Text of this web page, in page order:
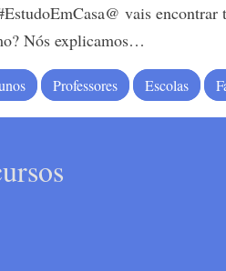
vais encontrar
Nós explicamos…
Professores Escolas